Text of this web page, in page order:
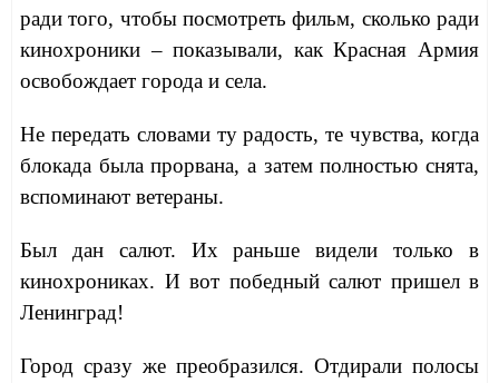
ради того, чтобы посмотреть фильм, сколько ради
кинохроники – показывали, как Красная Армия
освобождает города и села.
Не передать словами ту радость, те чувства, когда
блокада была прорвана, а затем полностью снята,
вспоминают ветераны.
Был дан салют. Их раньше видели только в
кинохрониках. И вот победный салют пришел в
Ленинград!
Город сразу же преобразился. Отдирали полосы